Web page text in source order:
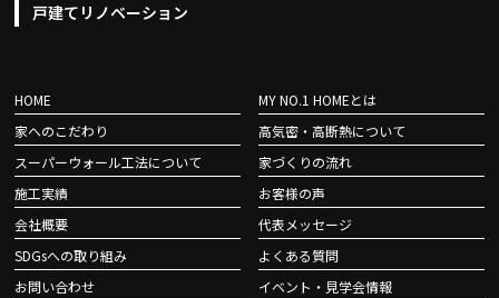
戸建てリノベーション
HOME
MY NO.1 HOMEとは
家へのこだわり
高気密・高断熱について
スーパーウォール工法について
家づくりの流れ
施工実績
お客様の声
会社概要
代表メッセージ
SDGsへの取り組み
よくある質問
お問い合わせ
イベント・見学会情報